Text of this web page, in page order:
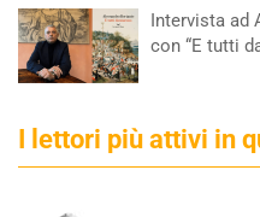
Intervista ad
con “E tutti
I lettori più attivi in